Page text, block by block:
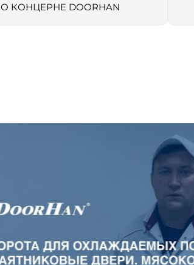
О КОНЦЕРНЕ DOORHAN